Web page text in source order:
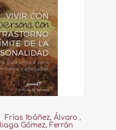
Frías Ibáñez, Álvaro ,
Gómez, Ferrán